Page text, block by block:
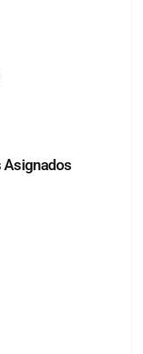
Asignados